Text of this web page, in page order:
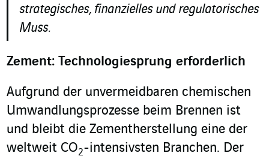
strategisches, finanzielles und regulatorisches
Muss.
Zement: Technologiesprung erforderlich
Aufgrund der unvermeidbaren chemischen
Umwandlungsprozesse beim Brennen ist
und bleibt die Zementherstellung eine der
weltweit CO2-intensivsten Branchen. Der